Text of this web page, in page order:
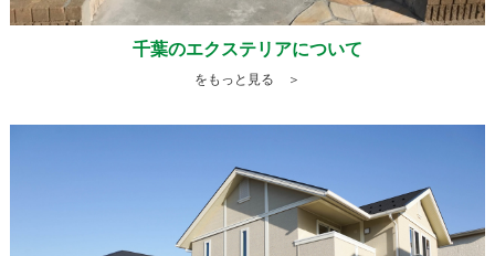
千葉のエクステリアについて
をもっと見る ＞